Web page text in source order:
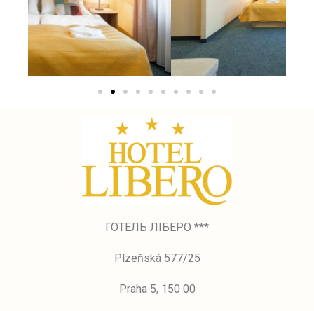
ГОТЕЛЬ ЛІБЕРО ***
Plzeňská 577/25
Praha 5, 150 00